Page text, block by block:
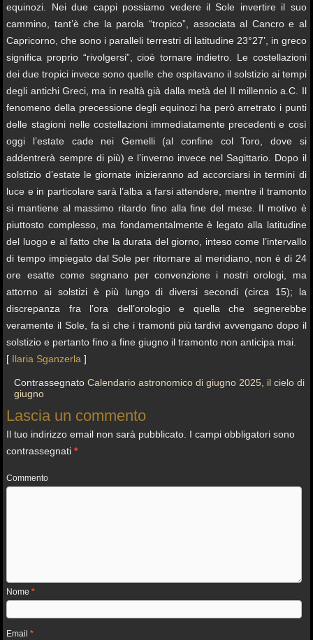
equinozi. Nei due cappi possiamo vedere il Sole invertire il suo
cammino, tant’è che la parola “tropico”, associata al Cancro e al
Capricorno, che sono i paralleli terrestri di latitudine 23°27’, in greco
significa proprio “rivolgersi”, cioè tornare indietro. Le costellazioni
dei due tropici invece sono quelle che ospitavano il solstizio ai tempi
degli antichi Greci, ma in realtà già dalla metà del II millennio a.C. Il
fenomeno della precessione degli equinozi ha però arretrato i punti
delle stagioni nelle costellazioni immediatamente precedenti e così
oggi l’estate cade nei Gemelli (al confine col Toro, dove si
addentrerà sempre di più) e l’inverno invece nel Sagittario. Dopo il
solstizio d’estate le giornate inizieranno ad accorciarsi in termini di
luce e in particolare sarà l’alba a farsi attendere, mentre il tramonto
si mantiene al massimo ritardo fino alla fine del mese. Il motivo è
piuttosto complesso, ma fondamentalmente è legato alla latitudine
del luogo e al fatto che la durata del giorno, inteso come l’intervallo
di tempo impiegato dal Sole per ritornare al meridiano, non è di 24
ore esatte come segnano per convenzione i nostri orologi, ma
attorno ai solstizi è più lungo di diversi secondi (circa 15); la
discrepanza fra l’ora dell’orologio e quella che segnerebbe
veramente il Sole, fa sì che i tramonti più tardivi avvengano dopo il
solstizio e pertanto fino a fine giugno il tramonto non anticipa mai.
[ Ilaria Sganzerla ]
Contrassegnato Calendario astronomico di giugno 2025 il cielo di
giugno
Lascia un commento
Il tuo indirizzo email non sarà pubblicato. I campi obbligatori sono
contrassegnati*
Commento
Nome*
Email*